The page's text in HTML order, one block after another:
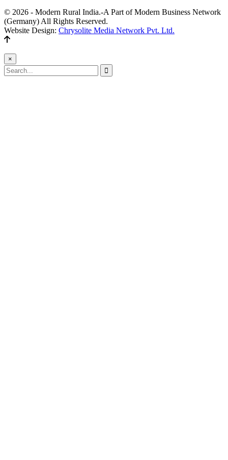
© 2026 - Modern Rural India.-A Part of Modern Business Network
(Germany) All Rights Reserved.
Website Design: Chrysolite Media Network Pvt. Ltd.
×